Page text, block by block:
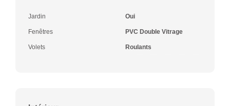
Jardin Oui
Fenêtres PVC Double Vitrage
Volets Roulants